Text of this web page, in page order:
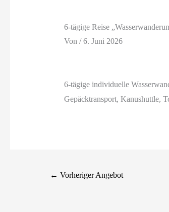
6-tägige Reise
Von /6. Juni 2026
6-tägige individuelle
Gepäcktransport, Kanushuttle,
← Vorheriger Angebot